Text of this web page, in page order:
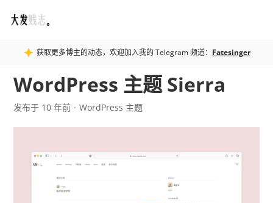
Fatesinger
获取更多博主的动态，欢迎加入我的 Telegram 频道： Fatesinger
WordPress 主题 Sierra
发布于 10 年前 WordPress 主题